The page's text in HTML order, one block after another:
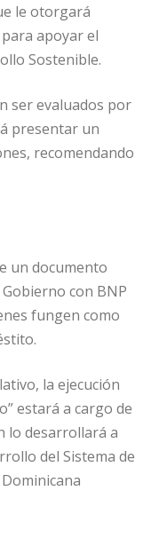
le otorgará
apoyar el
Sostenible.
ser evaluados por
presentar un
recomendando
un documento
con BNP
fungen como
la ejecución
estará a cargo de
lo desarrollará a
del Sistema de